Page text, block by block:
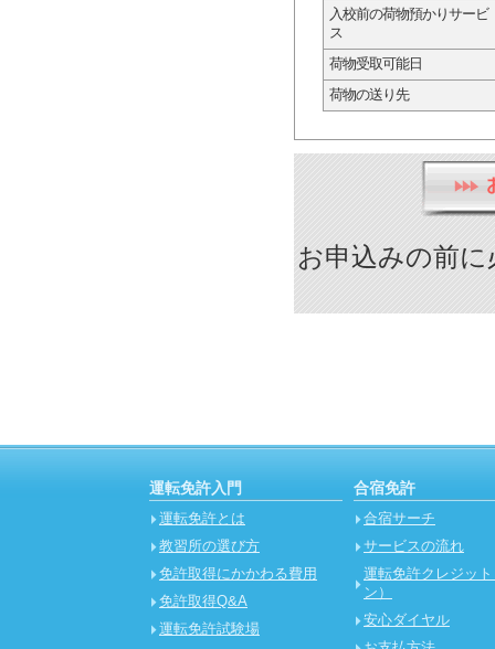
入校前の荷物預かりサービ
ス
荷物受取可能日
荷物の送り先
お申込みの前
運転免許入門
運転免許とは
教習所の選び方
免許取得にかかわる費用
免許取得Q&A
運転免許試験場
合宿免許
合宿サーチ
サービスの流れ
運転免許クレジッ
ン）
安心ダイヤル